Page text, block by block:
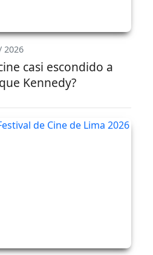
2026
casi escondido a
Kennedy?